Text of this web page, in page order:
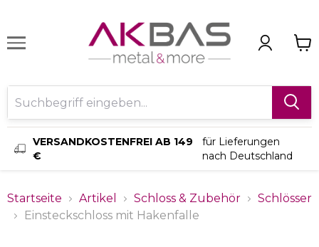
VERSANDKOSTENFREI AB 149
€
für Lieferungen
nach Deutschland
Startseite Artikel Schloss & Zubehör
Schlösser
Einsteckschloss mit Hakenfalle